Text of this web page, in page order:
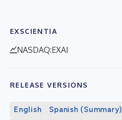
EXSCIENTIA
NASDAQ:EXAI
RELEASE VERSIONS
English Spanish (Summary)